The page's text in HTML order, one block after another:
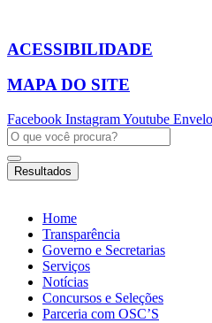
o
conteúdo
ACESSIBILIDADE
MAPA DO SITE
Facebook InstagramYoutube
Pesquisar
...
Resultados
Home
Transparência
Governo e Secretarias
Serviços
Notícias
Concursos e Seleções
Parceria com OSC’S